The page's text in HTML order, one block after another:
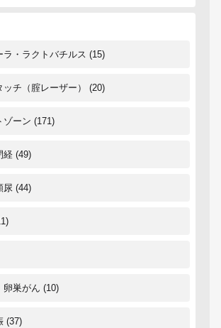
ラ・ラクトバチルス (15)
チ（腟レーザー） (20)
ゾーン (171)
経 (49)
尿 (44)
卵巣がん (10)
(37)